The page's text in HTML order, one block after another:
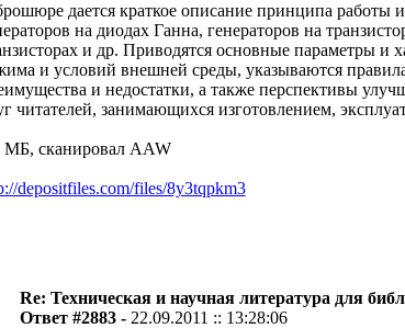
дается краткое описание принципа работы
на диодах Ганна, генераторов на
и др. Приводятся основные параметры и
и условий внешней среды, указываются
и недостатки, а также перспективы
читателей, занимающихся изготовлением,
МБ, сканировал AAW
depositfiles.com/files/8y3tqpkm3
Re: Техническая и научная литература для
Ответ #2883 - 22.09.2011 :: 13:28:06